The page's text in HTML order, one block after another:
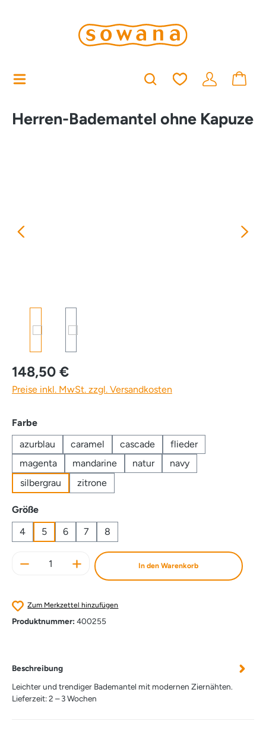
Du hast 0
Herren-Bademantel ohne Kapuze
148,50 €
Preise inkl. MwSt. zzgl. Versandkosten
Farbeauswählen
azurblau
caramel cascade
flieder
magenta
mandarine natur
navy
silbergrau
zitrone
Größeauswählen
4
5 6 7 8
Produkt Anzahl: Gib den gewünschten
In den Warenkorb
Zum Merkzettel hinzufügen
Produktnummer: 400255
Beschreibung
Leichter und trendiger Bademantel mit modernen Ziernähten.
Lieferzeit: 2 – 3 Wochen